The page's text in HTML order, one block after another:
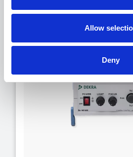
Allow
Deny